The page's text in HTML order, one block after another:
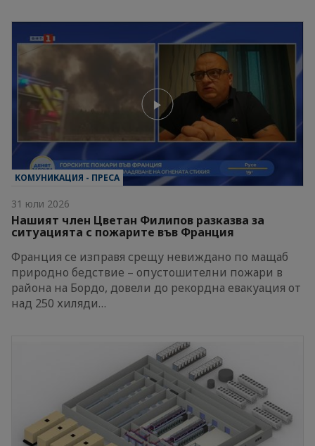
КОМУНИКАЦИЯ - ПРЕСА
31 юли 2026
Нашият член Цветан Филипов разказва за
ситуацията с пожарите във Франция
Франция се изправя срещу невиждано по мащаб
природно бедствие – опустошителни пожари в
района на Бордо, довели до рекордна евакуация от
над 250 хиляди…